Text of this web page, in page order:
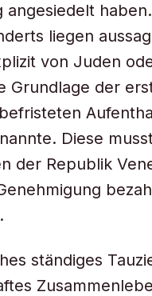
angesiedelt
liegen
von Juden
Grundlage der
Diese
der Republik
ständiges